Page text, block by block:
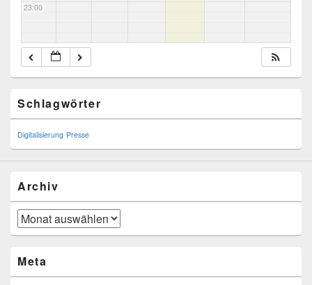
23:00
Sidebar
Widget
Area
Schlagwörter
Digitalisierung Presse
Archiv
Archiv
Meta